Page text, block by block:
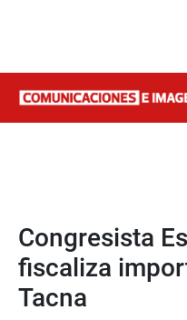
Congresista
fiscaliza
Tacna